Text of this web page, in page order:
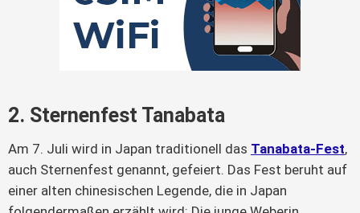
2. Sternenfest Tanabata
Am 7. Juli wird in Japan traditionell das Tanabata-Fest,
auch Sternenfest genannt, gefeiert. Das Fest beruht auf
einer alten chinesischen Legende, die in Japan